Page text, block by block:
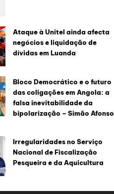
Ataque à Unitel ainda afecta
negócios e liquidação de
dívidas em Luanda
Bloco Democrático e o futuro
das coligações em Angola: a
falsa inevitabilidade da
bipolarização – Simão Afonso
Irregularidades no Serviço
Nacional de Fiscalização
Pesqueira e da Aquicultura